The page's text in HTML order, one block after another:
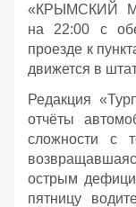
«КРЫМСКИЙ
на 22:00 с
проезде к
движется в
Редакция
отчёты
сложности с
острым
пятницу